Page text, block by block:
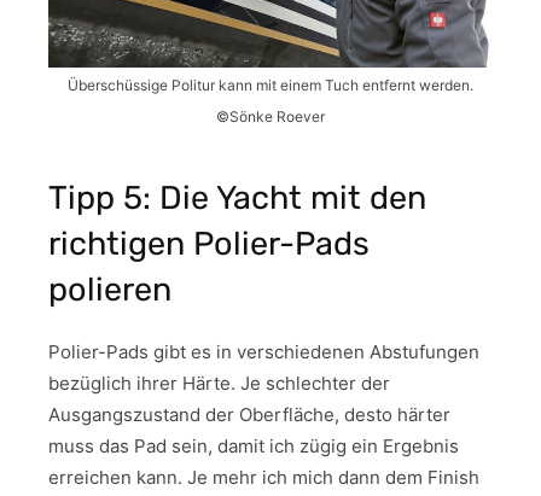
Überschüssige Politur kann mit einem Tuch entfernt werden.
©Sönke Roever
Tipp 5: Die Yacht mit den
richtigen Polier-Pads
polieren
Polier-Pads gibt es in verschiedenen Abstufungen
bezüglich ihrer Härte. Je schlechter der
Ausgangszustand der Oberfläche, desto härter
muss das Pad sein, damit ich zügig ein Ergebnis
erreichen kann. Je mehr ich mich dann dem Finish